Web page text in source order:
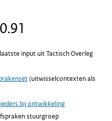
input uit Tactisch Overleg
(uitwisselcontexten als
bij ontwikkeling
stuurgroep